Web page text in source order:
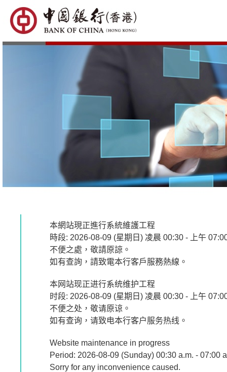
本網站現正進行系統維護工程
時段: 2026-08-09 (星期日) 凌晨 00:30 - 上午
不便之處，敬請原諒。
如有查詢，請致電本行客戶服務熱線。
本网站现正进行系统维护工程
时段: 2026-08-09 (星期日) 凌晨 00:30 - 上午
不便之处，敬请原谅。
如有查询，请致电本行客户服务热线。
Website maintenance in progress
Period: 2026-08-09 (Sunday) 00:30 a.m. - 07:00
Sorry for any inconvenience caused.